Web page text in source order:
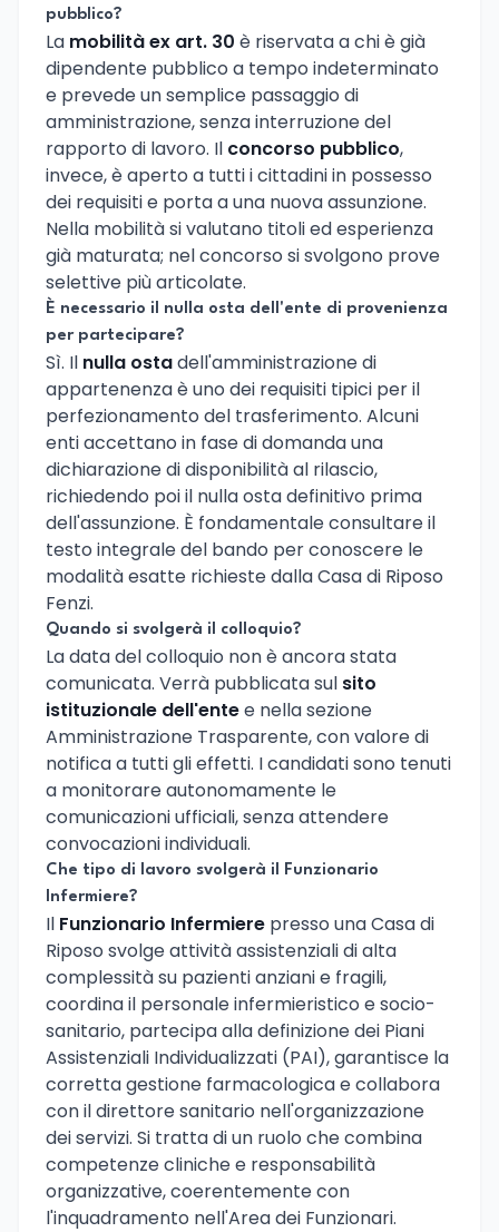
pubblico?
La mobilità ex art. 30 è riservata a chi è già
dipendente pubblico a tempo indeterminato
e prevede un semplice passaggio di
amministrazione, senza interruzione del
rapporto di lavoro. Il concorso pubblico,
invece, è aperto a tutti i cittadini in possesso
dei requisiti e porta a una nuova assunzione.
Nella mobilità si valutano titoli ed esperienza
già maturata; nel concorso si svolgono prove
selettive più articolate.
È necessario il nulla osta dell'ente di provenienza
per partecipare?
Sì. Il nulla ostadell'amministrazione di
appartenenza è uno dei requisiti tipici per il
perfezionamento del trasferimento. Alcuni
enti accettano in fase di domanda una
dichiarazione di disponibilità al rilascio,
richiedendo poi il nulla osta definitivo prima
dell'assunzione. È fondamentale consultare il
testo integrale del bando per conoscere le
modalità esatte richieste dalla Casa di Riposo
Fenzi.
Quando si svolgerà il colloquio?
La data del colloquio non è ancora stata
comunicata. Verrà pubblicata sul sito
istituzionale dell'entee nella sezione
Amministrazione Trasparente, con valore di
notifica a tutti gli effetti. I candidati sono tenuti
a monitorare autonomamente le
comunicazioni ufficiali, senza attendere
convocazioni individuali.
Che tipo di lavoro svolgerà il Funzionario
Infermiere?
Il Funzionario Infermiere presso una Casa di
Riposo svolge attività assistenziali di alta
complessità su pazienti anziani e fragili,
coordina il personale infermieristico e socio-
sanitario, partecipa alla definizione dei Piani
Assistenziali Individualizzati (PAI), garantisce la
corretta gestione farmacologica e collabora
con il direttore sanitario nell'organizzazione
dei servizi. Si tratta di un ruolo che combina
competenze cliniche e responsabilità
organizzative, coerentemente con
l'inquadramento nell'Area dei Funzionari.